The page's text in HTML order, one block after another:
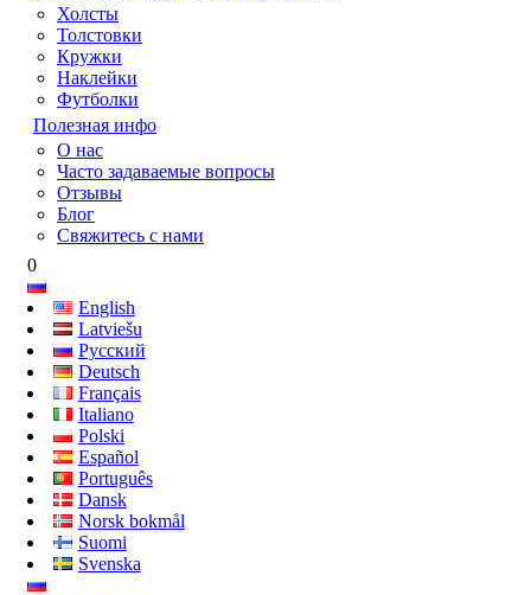
Холсты
Толстовки
Кружки
Наклейки
Футболки
Полезная инфо
О нас
Часто задаваемые вопросы
Отзывы
Блог
Свяжитесь с нами
0
English
Latviešu
Русский
Deutsch
Français
Italiano
Polski
Español
Português
Dansk
Norsk bokmål
Suomi
Svenska